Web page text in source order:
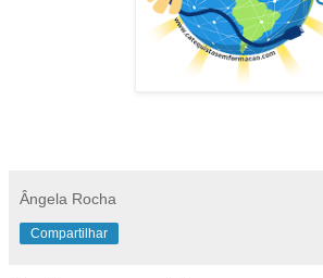
Ângela Rocha
Compartilhar